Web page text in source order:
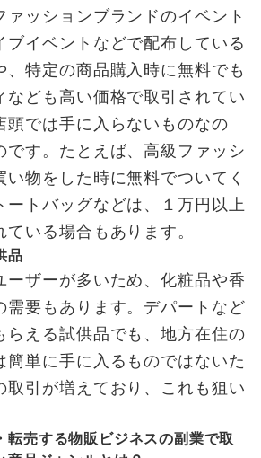
ァッションブランドのイベント
ブイベントなどで配布している
、特定の商品購入時に無料でも
なども高い価格で取引されてい
頭では手に入らないものなの
です。たとえば、高級ファッシ
い物をした時に無料でついてく
ートバッグなどは、１万円以上
いる場合もあります。
品
ーザーが多いため、化粧品や香
需要もあります。デパートなど
らえる試供品でも、地方在住の
簡単に手に入るものではないた
取引が増えており、これも狙い
転売する物販ビジネスの副業で取